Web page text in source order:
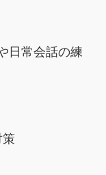
日常会話の練
策